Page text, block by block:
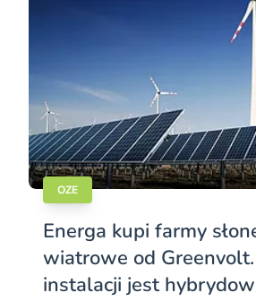
OZE
Energa kupi farmy
wiatrowe od Greenvolt.
instalacji jest